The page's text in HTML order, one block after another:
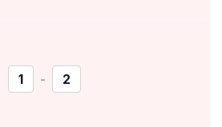
1 - 2